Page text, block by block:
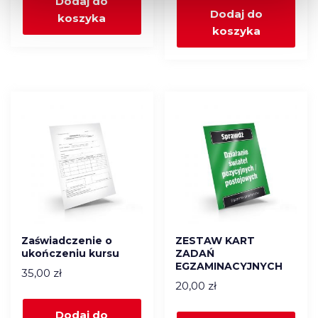
koszyka
Dodaj do
koszyka
Zaświadczenie o
ukończeniu kursu
35,00 zł
Dodaj do
ZESTAW KART
ZADAŃ
EGZAMINACYJNYCH
20,00 zł